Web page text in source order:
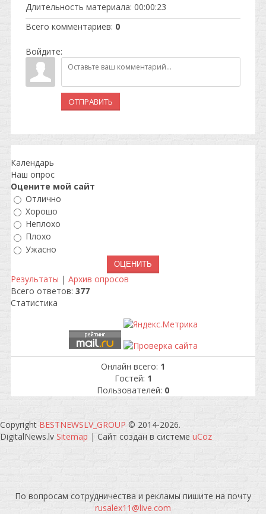
Длительность материала: 00:00:23
Всего комментариев: 0
Войдите:
ОТПРАВИТЬ
Календарь
Наш опрос
Оцените мой сайт
Отлично
Хорошо
Неплохо
Плохо
Ужасно
Результаты | Архив опросов
Всего ответов: 377
Статистика
Онлайн всего: 1
Гостей: 1
Пользователей: 0
Copyright BESTNEWSLV_GROUP © 2014-2026.
DigitalNews.lv Sitemap | Сайт создан в системе uCoz
По вопросам сотрудничества и рекламы пишите на почту
rusalex11@live.com